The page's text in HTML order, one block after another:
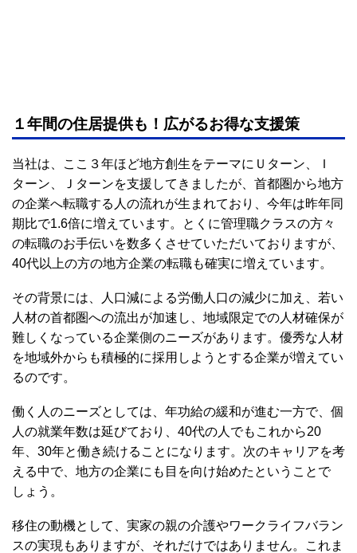
１年間の住居提供も！広がるお得な支援策
当社は、ここ３年ほど地方創生をテーマにＵターン、Ｉ
ターン、Ｊターンを支援してきましたが、首都圏から地方
の企業へ転職する人の流れが生まれており、今年は昨年同
期比で1.6倍に増えています。とくに管理職クラスの方々
の転職のお手伝いを数多くさせていただいておりますが、
40代以上の方の地方企業の転職も確実に増えています。
その背景には、人口減による労働人口の減少に加え、若い
人材の首都圏への流出が加速し、地域限定での人材確保が
難しくなっている企業側のニーズがあります。優秀な人材
を地域外からも積極的に採用しようとする企業が増えてい
るのです。
働く人のニーズとしては、年功給の緩和が進む一方で、個
人の就業年数は延びており、40代の人でもこれから20
年、30年と働き続けることになります。次のキャリアを考
える中で、地方の企業にも目を向け始めたということで
しょう。
移住の動機として、実家の親の介護やワークライフバラン
スの実現もありますが、それだけではありません。これま